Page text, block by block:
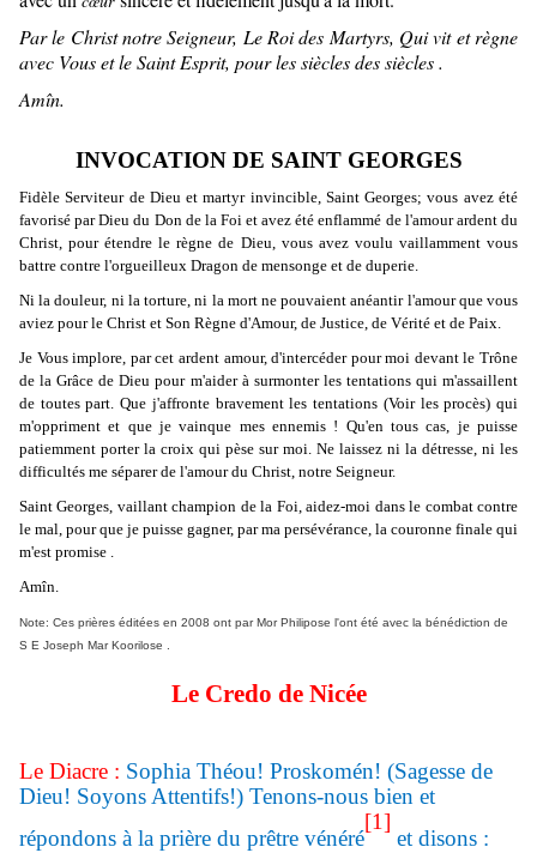
Par le Christ notre Seigneur, Le Roi des Martyrs, Qui vit et règne
avec Vous et le Saint Esprit, pour les siècles des siècles .
Amîn.
INVOCATION DE SAINT GEORGES
Fidèle Serviteur de Dieu et martyr invincible, Saint Georges; vous avez été
favorisé par Dieu du Don de la Foi et avez été enflammé de l'amour ardent du
Christ, pour étendre le règne de Dieu, vous avez voulu vaillamment vous
battre contre l'orgueilleux Dragon de mensonge et de duperie.
Ni la douleur, ni la torture, ni la mort ne pouvaient anéantir l'amour que vous
aviez pour le Christ et Son Règne d'Amour, de Justice, de Vérité et de Paix.
Je Vous implore, par cet ardent amour, d'intercéder pour moi devant le Trône
de la Grâce de Dieu pour m'aider à surmonter les tentations qui m'assaillent
de toutes part. Que j'affrontebravement les tentations (Voir les procès) qui
m'oppriment et que je vainque mes ennemis ! Qu'en tous cas, je puisse
patiemment porter la croix qui pèse sur moi. Ne laissez ni la détresse, ni les
difficultés me séparer de l'amour du Christ, notre Seigneur.
Saint Georges, vaillant champion de la Foi, aidez-moi dans le combat contre
le mal, pour que je puisse gagner, par ma persévérance, la couronne finale qui
m'est promise .
Amîn.
Note: Ces prières éditées en 2008 ont par Mor Philipose l'ont été avec la bénédiction de
S E Joseph Mar Koorilose .
Le Credo de Nicée
Le Diacre : Sophia Théou! Proskomén! (Sagesse de
Dieu! Soyons Attentifs!) Tenons-nous bien et
répondons à la prière du prêtre vénéré
[1]
et disons :